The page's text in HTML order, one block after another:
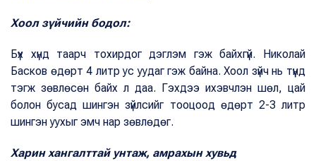
Хоол зүйчийн бодол:
Бүх хүнд таарч тохирдог дэглэм гэж байхгүй. Николай
Басков өдөрт 4 литр ус уудаг гэж байна. Хоол зүйч нь түүнд
тэгж зөвлөсөн байх л даа. Гэхдээ ихэвчлэн шөл, цай
болон бусад шингэн зүйлсийг тооцоод өдөрт 2-3 литр
шингэн уухыг эмч нар зөвлөдөг.
Харин хангалттай унтаж, амрахын хувьд